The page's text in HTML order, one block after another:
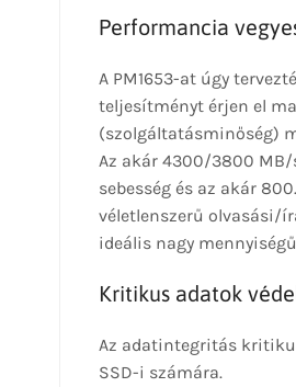
Performancia
A PM1653-at úgy
teljesítményt érjen el
(szolgáltatásminőség)
Az akár 4300/3800
sebesség és az akár
véletlenszerű olvasási/
ideális nagy
Kritikus adatok
Az adatintegritás
SSD-i számára.